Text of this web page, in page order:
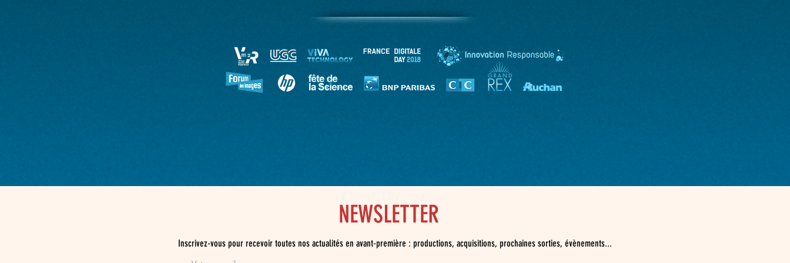
NEWSLETTER
Inscrivez-vous pour recevoir toutes nos actualités en avant-première : productions, acquisitions, prochaines sorties, évènements...